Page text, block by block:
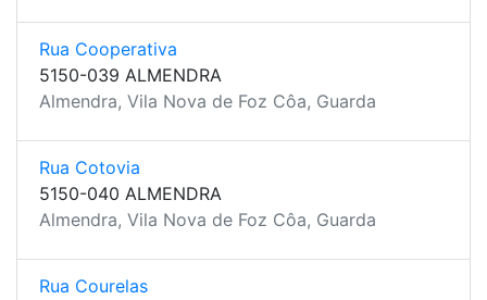
Rua Cooperativa
5150-039 ALMENDRA
Almendra, Vila Nova de Foz Côa, Guarda
Rua Cotovia
5150-040 ALMENDRA
Almendra, Vila Nova de Foz Côa, Guarda
Rua Courelas